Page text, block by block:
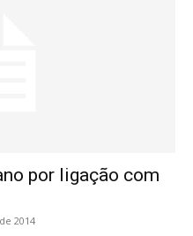
por ligação com
2014